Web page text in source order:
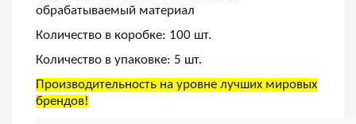
обрабатываемый материал
Количество в коробке: 100 шт.
Количество в упаковке: 5 шт.
Производительность на уровне лучших мировых
брендов!